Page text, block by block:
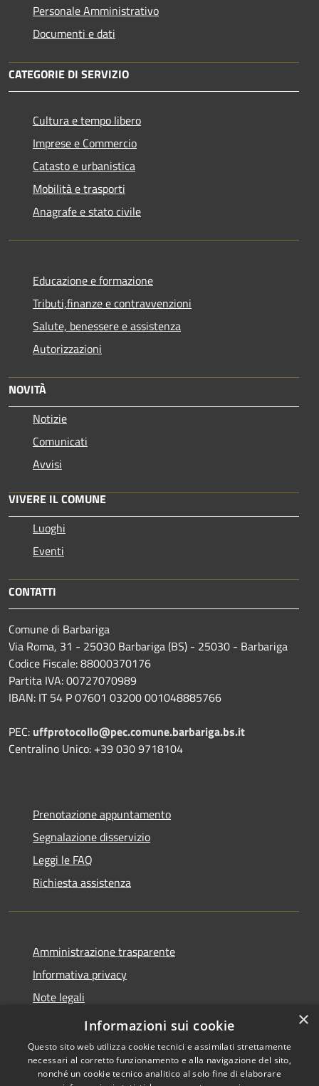
Personale Amministrativo
Documenti e dati
CATEGORIE DI SERVIZIO
Cultura e tempo libero
Imprese e Commercio
Catasto e urbanistica
Mobilità e trasporti
Anagrafe e stato civile
Educazione e formazione
Tributi,finanze e contravvenzioni
Salute, benessere e assistenza
Autorizzazioni
NOVITÀ
Notizie
Comunicati
Avvisi
VIVERE IL COMUNE
Luoghi
Eventi
CONTATTI
Comune di Barbariga
Via Roma, 31 - 25030 Barbariga (BS) - 25030 - Barbariga
Codice Fiscale: 88000370176
Partita IVA: 00727070989
IBAN: IT 54 P 07601 03200 001048885766
PEC: uffprotocollo@pec.comune.barbariga.bs.it
Centralino Unico: +39 030 9718104
Prenotazione appuntamento
Segnalazione disservizio
Leggi le FAQ
Richiesta assistenza
Amministrazione trasparente
Informativa privacy
Note legali
Dichiarazione di accessibilità
×
Informazioni sui cookie
Questo sito web utilizza cookie tecnici e assimilati strettamente
necessari al corretto funzionamento e alla navigazione del sito,
nonché un cookie tecnico analitico al solo fine di elaborare